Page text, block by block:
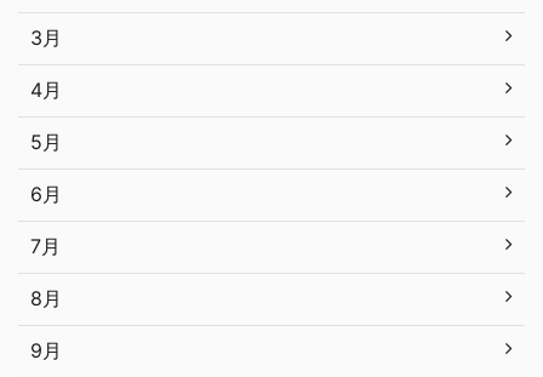
3月
4月
5月
6月
7月
8月
9月